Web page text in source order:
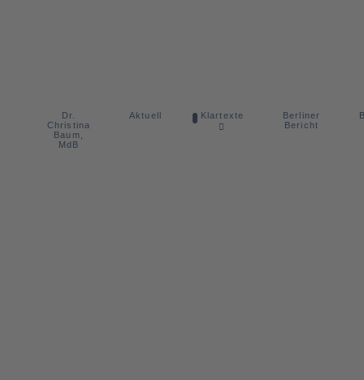
Dr.
Christina
Baum,
MdB
Aktuell Klartexte
Berliner
Bericht